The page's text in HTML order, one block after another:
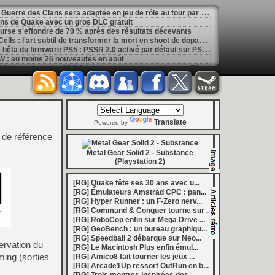
[
GK] La saga de romans La Guerre des Clans sera adaptée en jeu de rôle au tour par tour
de Quake avec un gros DLC gratuit
s'effondre de 70 % après des résultats décevants
[
GK] Mémoire cash - Dead Cells : l'art subtil de transformer la mort en shoot de dopamine
[
LS] [PS5] Sony déploie une bêta du firmware PS5 : PSSR 2.0 activé par défaut sur PS5 Pro
: au moins 26 nouveautés en août
[
LS] [3DS] 3DShell-next v1.00 le gestionnaire 3DS fait peau neuve avec un lecteur PDF et un moteur entièrement revu
de la Bourse
[
LS] [PS5] fan_target v0.1 un payload PS5 qui permet de personnaliser la température cible du ventilateur
passe en v0.9.1 avec le support de YouTube 01.009.253
[
GK] Preview : Onimusha : Way of the Sword s'égare-t-il dans son pseudo monde ouvert ?
: Fighting Souls n'aura pas de test aujourd'hui
Repairs porte bien son nom
vous invite à regarder Netflix le 27 août à 21h
: la gestion de bolides en plastique, c'est un métier
of Mana, le jeu qui a ensorcelé une génération
ventes de Switch 2 dépassent déjà celles de la GameCube
[
GK] Kingdom Hearts : accusé d'utiliser l'IA générative sur son visuel de promo, Square Enix invoque « l'erreur humaine »
de Halo : Campaign Evolved
[
GK] Inspiré par System Shock 2 et Doom 3, le FPS DERELIKT veut vous foutre la trouille à la fin 2026
Éclatants » arriveront sur Switch 2 en octobre
[
LS] [XB360] Xbox360BadUpdate v1.3 l'exploit Xbox 360 gagne en fiabilité et ajoute un mode de récupération
: après un accueil mitigé, Game Freak va revoir sa copie
Champions Tactics, le jeu NFT ferme ses portes
: l'hymne ultime à la solitude a déjà quarante ans
le maintien des jeux physiques pour les joueurs
27 veut apporter du sang neuf avec le mode The Grounds
médiéval à petit prix pour la rentrée
inspiré des Zelda de la Game Boy arrivera à la rentrée 2026
référence
du
(sorties
Powered by Translate
Metal Gear Solid 2 - Substance
(Playstation 2)
[RG] Quake fête ses 30 ans avec u...
[RG] Émulateurs Amstrad CPC : pan...
[RG] Hyper Runner : un F-Zero nerv...
[RG] Command & Conquer tourne sur ...
[RG] RoboCop enfin sur Mega Drive ...
[RG] GeoBench : un bureau graphiqu...
[RG] Speedball 2 débarque sur Neo...
[RG] Le Macintosh Plus enfin émul...
[RG] Amico8 fait tourner les jeux ...
[RG] Arcade1Up ressort OutRun en b...